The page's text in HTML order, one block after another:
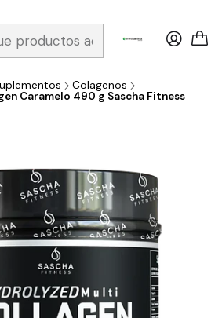
6019251796 / Envios a todo el país y
Colagenos
Caramelo 490 g Sascha Fitness